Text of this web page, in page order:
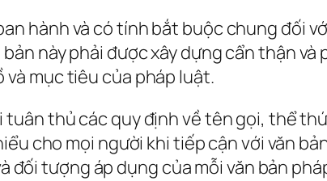
hành và có tính bắt buộc chung đối
này phải được xây dựng cẩn thận và
mục tiêu của pháp luật.
thủ các quy định về tên gọi, thể
cho mọi người khi tiếp cận với văn
đối tượng áp dụng của mỗi văn bản